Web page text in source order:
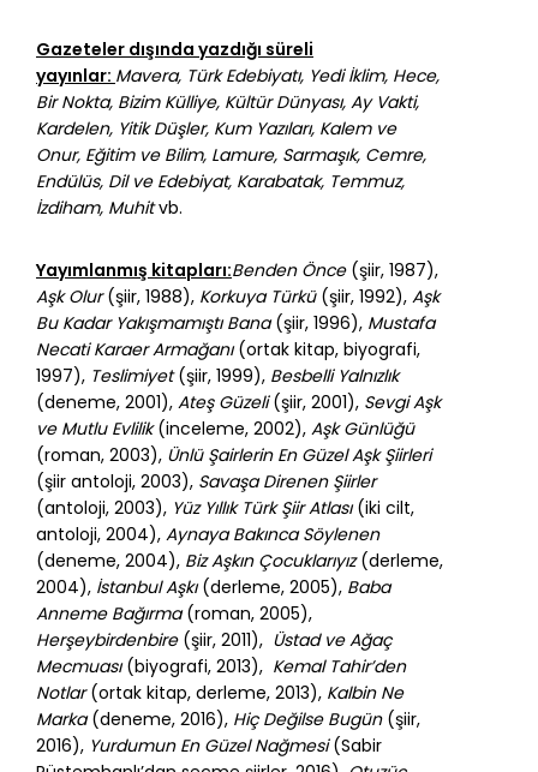
Gazeteler dışında yazdığı süreli
yayınlar: Mavera, Türk Edebiyatı, Yedi İklim, Hece,
Bir Nokta, Bizim Külliye, Kültür Dünyası, Ay Vakti,
Kardelen, Yitik Düşler, Kum Yazıları, Kalem ve
Onur, Eğitim ve Bilim, Lamure, Sarmaşık, Cemre,
Endülüs, Dil ve Edebiyat, Karabatak, Temmuz,
İzdiham, Muhitvb.
Yayımlanmış kitapları:Benden Önce(şiir, 1987),
Aşk Olur(şiir, 1988), Korkuya Türkü(şiir, 1992), Aşk
Bu Kadar Yakışmamıştı Bana(şiir, 1996), Mustafa
Necati Karaer Armağanı(ortak kitap, biyografi,
1997), Teslimiyet(şiir, 1999), Besbelli Yalnızlık
(deneme, 2001), Ateş Güzeli(şiir, 2001), Sevgi Aşk
ve Mutlu Evlilik(inceleme, 2002), Aşk Günlüğü
(roman, 2003), Ünlü Şairlerin En Güzel Aşk Şiirleri
(şiir antoloji, 2003), Savaşa Direnen Şiirler
(antoloji, 2003), Yüz Yıllık Türk Şiir Atlası(iki cilt,
antoloji, 2004), Aynaya Bakınca Söylenen
(deneme, 2004), Biz Aşkın Çocuklarıyız(derleme,
2004), İstanbul Aşkı(derleme, 2005), Baba
Anneme Bağırma(roman, 2005),
Herşeybirdenbire(şiir, 2011), Üstad ve Ağaç
Mecmuası(biyografi, 2013), Kemal Tahir’den
Notlar(ortak kitap, derleme, 2013), Kalbin Ne
Marka(deneme, 2016), Hiç Değilse Bugün(şiir,
2016), Yurdumun En Güzel Nağmesi(Sabir